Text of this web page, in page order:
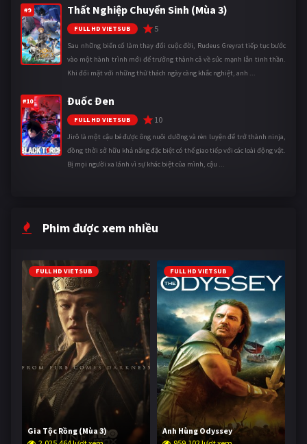
#9 Thất Nghiệp Chuyển Sinh (Mùa 3)
FULL HD VIETSUB 5
Sau những biến cố làm thay đổi cuộc đời, Rudeus Greyrat tiếp tục bước
vào một hành trình mới để trưởng thành cả về sức mạnh lẫn tinh thần.
Khi đối mặt với những thử thách ngày càng khắc nghiệt, anh ...
#10 Đuốc Đen
FULL HD VIETSUB 10
Jirô là một cậu bé được ông nuôi dưỡng và rèn luyện để trở thành ninja,
đồng thời sở hữu khả năng đặc biệt có thể giao tiếp với các loài động vật.
Bị mọi người xa lánh vì sự khác biệt của mình, cậu ...
Phim được xem nhiều
FULL HD VIETSUB
Gia Tộc Rồng (Mùa 3)
FULL HD VIETSUB
Anh Hùng Odyssey